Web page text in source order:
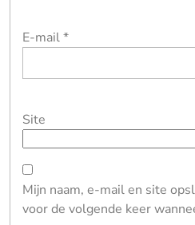
E-mail*
Site
Mijn naam, e-mail en site
voor de volgende keer